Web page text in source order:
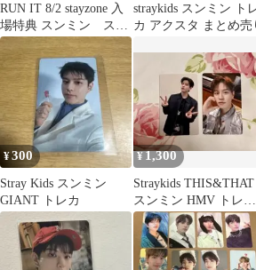
RUN IT 8/2 stayzone 入
場特典 スンミン スキ
ズ
straykids スンミン ト
カ アクスタ まとめ売
¥300
Stray Kids スンミン
GIANT トレカ
¥1,300
Straykids THIS&THAT
スンミン HMV トレカ
ラキドロY